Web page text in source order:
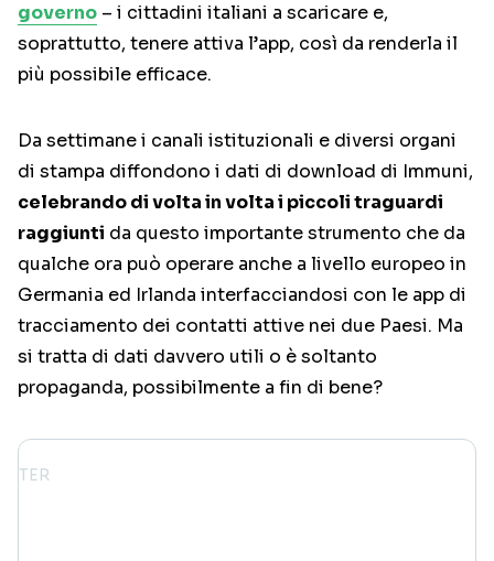
governo – i cittadini italiani a scaricare e,
soprattutto, tenere attiva l’app, così da renderla il
più possibile efficace.
Da settimane i canali istituzionali e diversi organi
di stampa diffondono i dati di download di Immuni,
celebrando di volta in volta i piccoli traguardi
raggiunti da questo importante strumento che da
qualche ora può operare anche a livello europeo in
Germania ed Irlanda interfacciandosi con le app di
tracciamento dei contatti attive nei due Paesi. Ma
si tratta di dati davvero utili o è soltanto
propaganda, possibilmente a fin di bene?